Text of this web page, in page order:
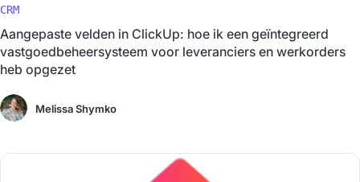
CRM
Aangepaste velden in ClickUp: hoe ik een geïntegreerd
vastgoedbeheersysteem voor leveranciers en werkorders
heb opgezet
Melissa Shymko